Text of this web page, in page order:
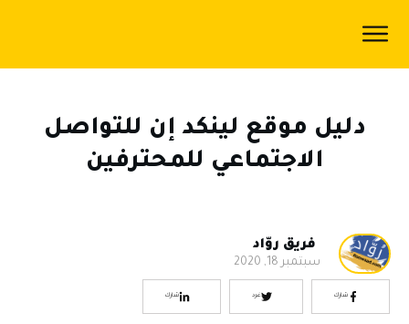
الرئيسية
الخصوصية
من
دليل موقع لينكد إن للتواصل
الاجتماعي للمحترفين
فريق روّاد
سبتمبر 18, 2020
شارك غرد شارك